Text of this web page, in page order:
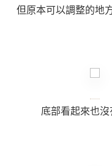
但原本可以調整的地
底部看起來也